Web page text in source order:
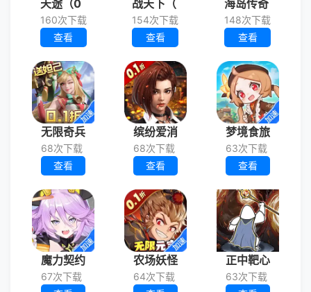
天途（0
160次下载
查看
战天下（
154次下载
查看
海岛传奇
148次下载
查看
无限奇兵
68次下载
查看
缤纷爱消
68次下载
查看
梦境食旅
63次下载
查看
魔力契约
67次下载
农场妖怪
64次下载
正中靶心
63次下载